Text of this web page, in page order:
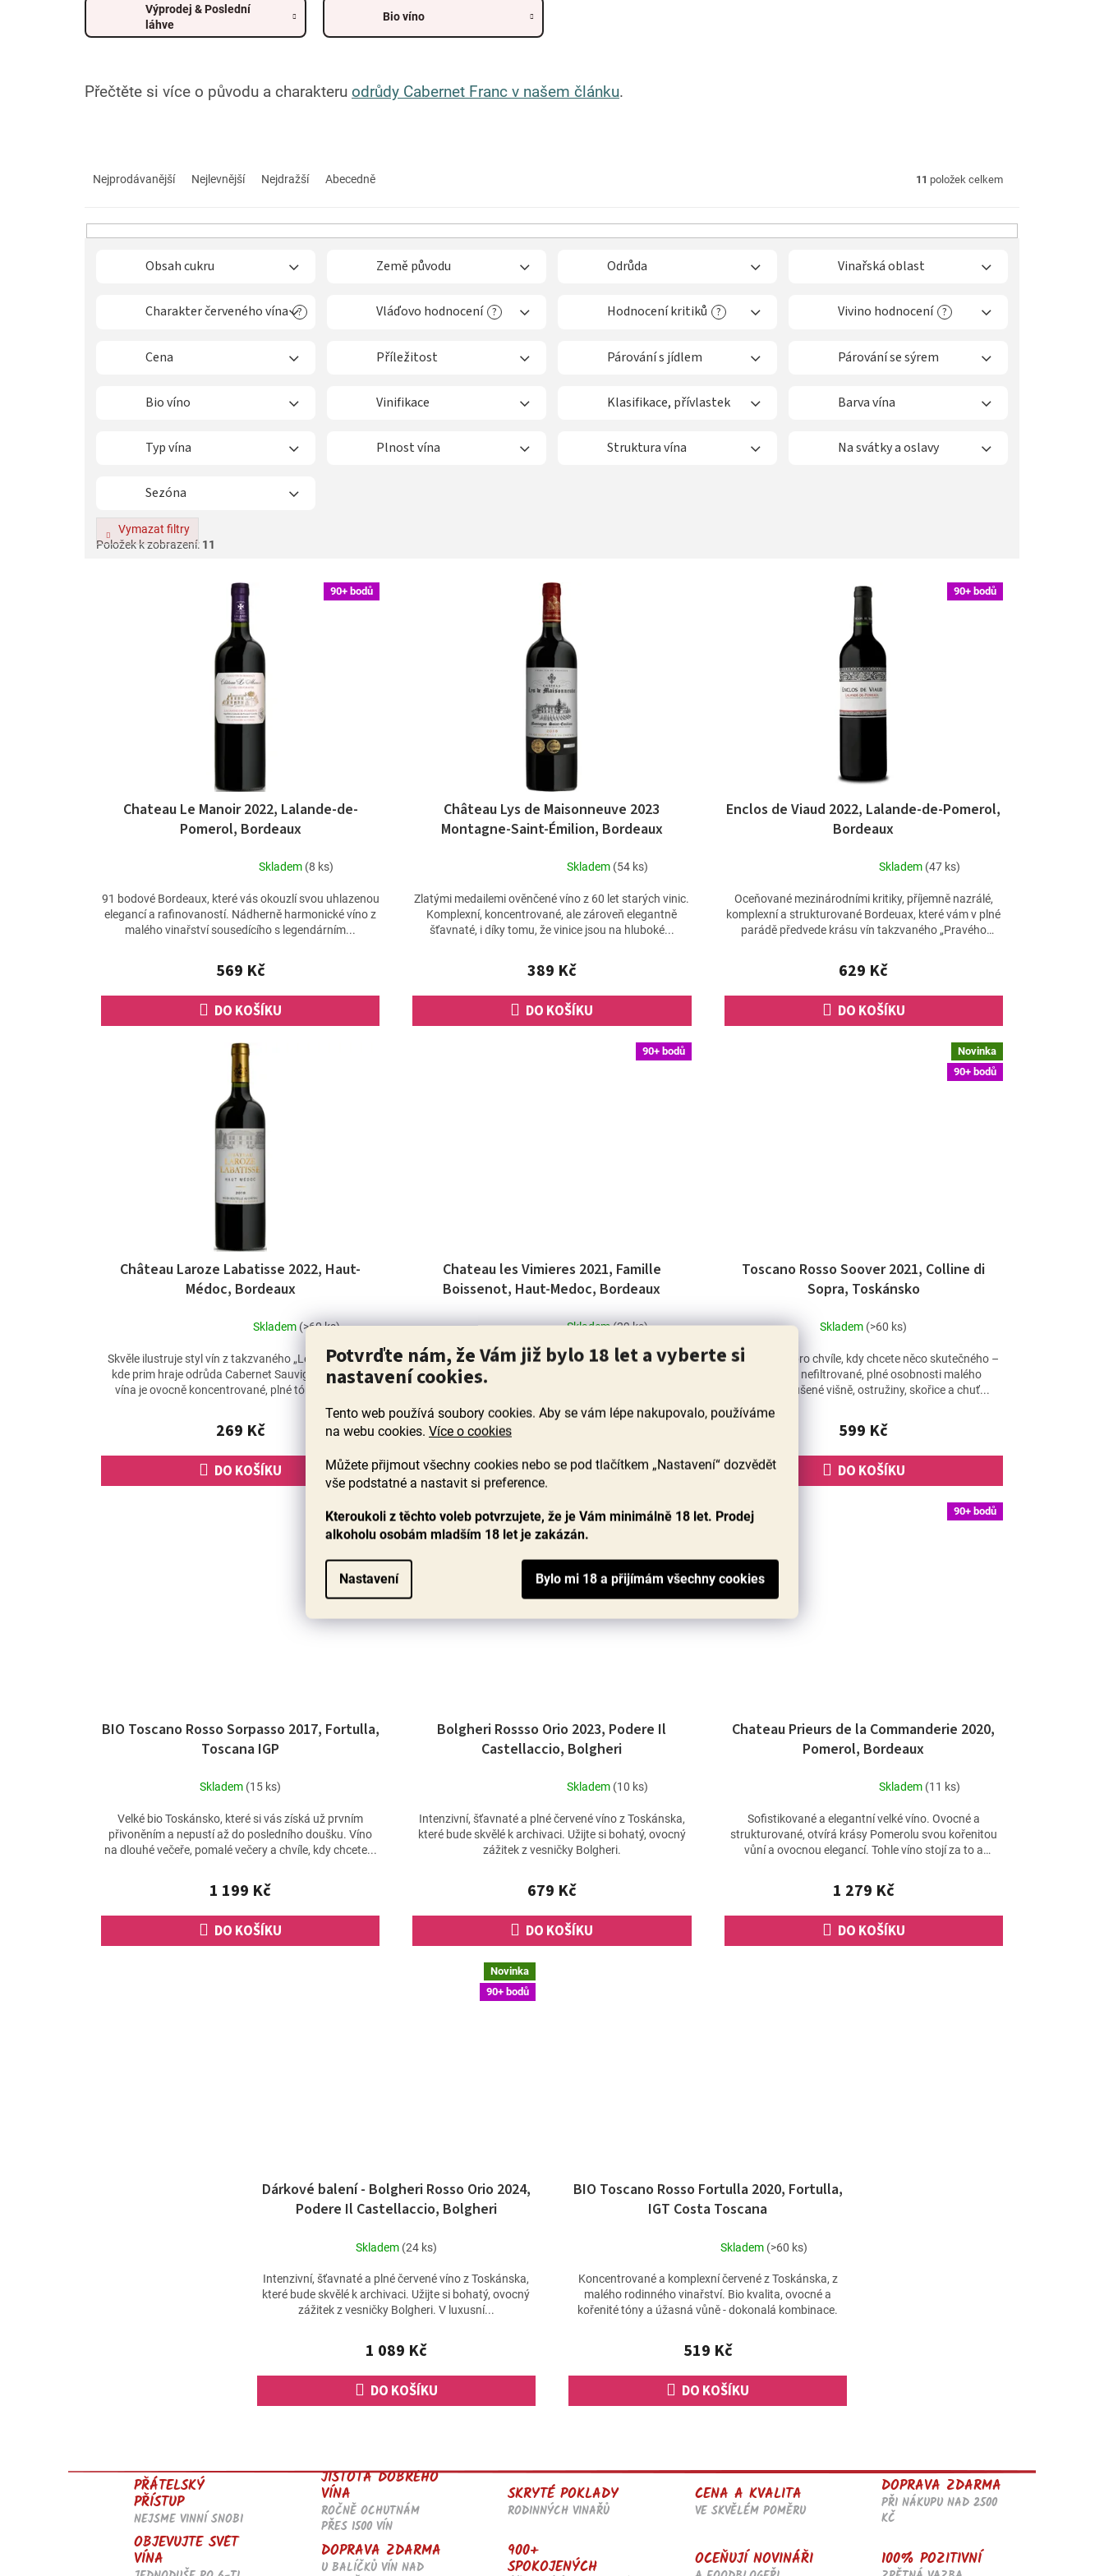
Potvrďte nám, že Vám již bylo 18 let a vyberte si
nastavení cookies.
Tento web používá soubory cookies. Aby se vám lépe nakupovalo, používáme
na webu cookies. Více o cookies
Můžete přijmout všechny cookies nebo se pod tlačítkem „Nastavení“ dozvědět
vše podstatné a nastavit si preference.
Kteroukoli z těchto voleb potvrzujete, že je Vám minimálně 18 let. Prodej
alkoholu osobám mladším 18 let je zakázán.
Nastavení
Přečtěte si více o původu a charakteru odrůdy Cabernet Franc v našem článku.
Výprodej & Poslední
láhve
Bio víno
n
Nejprodávanější Nejlevnější Nejdražší Abecedně 11 položek celkem
Obsah cukru Země původu Odrůda Vinařská oblast
Charakter červeného vína ? Vláďovo hodnocení ? Hodnocení kritiků ? Vivino hodnocení ?
Cena Příležitost Párování s jídlem Párování se sýrem
Bio víno Vinifikace Klasifikace, přívlastek Barva vína
Typ vína Plnost vína Struktura vína Na svátky a oslavy
Sezóna
Vymazat filtry
Položek k zobrazení: 11
90+ bodů
Chateau Le Manoir 2022, Lalande-de-
Pomerol, Bordeaux
hodnocení
produktu
je
Skladem (8 ks)
569 Kč
DO KOŠÍKU
91 bodové Bordeaux, které vás okouzlí svou uhlazenou
elegancí a rafinovaností. Nádherně harmonické víno z
malého vinařství sousedícího s legendárním...
Château Lys de Maisonneuve 2023
Montagne-Saint-Émilion, Bordeaux
hodnocení
produktu
je
Skladem (54 ks)
389 Kč
DO KOŠÍKU
Zlatými medailemi ověnčené víno z 60 let starých vinic.
Komplexní, koncentrované, ale zároveň elegantně
šťavnaté, i díky tomu, že vinice jsou na hluboké...
90+ bodů
Enclos de Viaud 2022, Lalande-de-Pomerol,
Bordeaux
hodnocení
produktu
je
5,0
Skladem (47 ks)
629 Kč
DO KOŠÍKU
Oceňované mezinárodními kritiky, příjemně nazrálé,
komplexní a strukturované Bordeuax, které vám v plné
parádě předvede krásu vín takzvaného „Pravého
Château Laroze Labatisse 2022, Haut-
Médoc, Bordeaux
hodnocení
produktu
je
Skladem (>60 ks)
269 Kč
DO KOŠÍKU
Skvěle ilustruje styl vín z takzvaného „Levého břehu“,
kde prim hraje odrůda Cabernet Sauvignon. Aroma
vína je ovocně koncentrované, plné tónů tmavého
90+ bodů
Chateau les Vimieres 2021, Famille
Boissenot, Haut-Medoc, Bordeaux
hodnocení
je
z
5
Skladem(29 ks)
DO KOŠÍKU
Doslova Haut Medoc na steroidech, ovocně kořenité a
vyvážené Bordeaux s tóny černého rybízu, ostružin a
Novinka
90+ bodů
Toscano Rosso Soover 2021, Colline di
Sopra, Toskánsko
Skladem (>60 ks)
599 Kč
DO KOŠÍKU
Tohle je víno pro chvíle, kdy chcete něco skutečného –
nabušené, nefiltrované, plné osobnosti malého
vinařství. Sušené višně, ostružiny, skořice a chuť...
Novinka
90+ bodů
BIO Toscano Rosso Sorpasso 2017, Fortulla,
Toscana IGP
Skladem (15 ks)
1 199 Kč
DO KOŠÍKU
Velké bio Toskánsko, které si vás získá už prvním
přivoněním a nepustí až do posledního doušku. Víno
na dlouhé večeře, pomalé večery a chvíle, kdy chcete...
90+ bodů
Bolgheri Rossso Orio 2023, Podere Il
Castellaccio, Bolgheri
hodnocení
produktu
Skladem (10 ks)
679 Kč
DO KOŠÍKU
Intenzivní, šťavnaté a plné červené víno z Toskánska,
které bude skvělé k archivaci. Užijte si bohatý, ovocný
zážitek z vesničky Bolgheri.
90+ bodů
Chateau Prieurs de la Commanderie 2020,
Pomerol, Bordeaux
hodnocení
produktu
je
Skladem (11 ks)
1 279 Kč
DO KOŠÍKU
Sofistikované a elegantní velké víno. Ovocné a
strukturované, otvírá krásy Pomerolu svou kořenitou
vůní a ovocnou elegancí. Tohle víno stojí za to a
Novinka
90+ bodů
Dárkové balení - Bolgheri Rosso Orio 2024,
Podere Il Castellaccio, Bolgheri
Skladem (24 ks)
1 089 Kč
DO KOŠÍKU
Intenzivní, šťavnaté a plné červené víno z Toskánska,
které bude skvělé k archivaci. Užijte si bohatý, ovocný
zážitek z vesničky Bolgheri. V luxusní...
BIO Toscano Rosso Fortulla 2020, Fortulla,
IGT Costa Toscana
hodnocení
produktu
je
5,0
Skladem (>60 ks)
519 Kč
DO KOŠÍKU
Koncentrované a komplexní červené z Toskánska, z
malého rodinného vinařství. Bio kvalita, ovocné a
kořenité tóny a úžasná vůně - dokonalá kombinace.
l
á
d
a
p
PŘÁTELSKÝ
PŘÍSTUP
NEJSME VINNÍ SNOBI
JISTOTA DOBRÉHO
VÍNA
ROČNĚ OCHUTNÁM
PŘES 1500 VÍN
SKRYTÉ POKLADY
RODINNÝCH VINAŘŮ
CENA A KVALITA
VE SKVĚLÉM POMĚRU
DOPRAVA ZDARMA
PŘI NÁKUPU NAD 2500
KČ
OBJEVUJTE SVĚT
VÍNA DOPRAVA ZDARMA
U BALÍČKŮ VÍN NAD
900+
SPOKOJENÝCH OCEŇUJÍ NOVINÁŘI 100% POZITIVNÍ